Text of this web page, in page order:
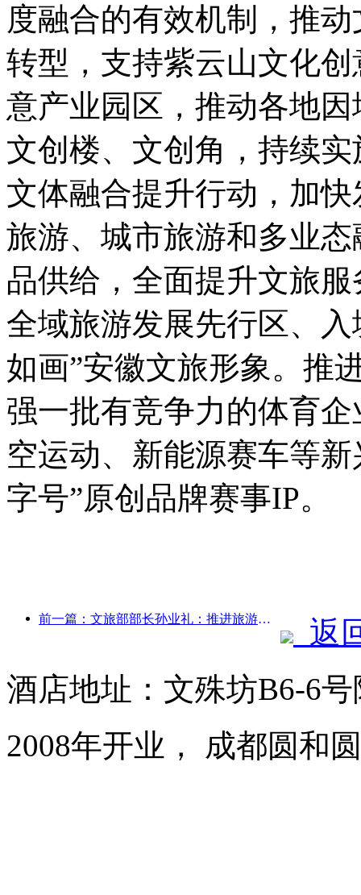
度融合的有效机制，推
转型，支持紫云山文化
意产业园区，推动各地
文创楼、文创角，持续
文体融合提升行动，加
旅游、城市旅游和多业
品供给，全面提升文旅
全域旅游发展先行区、
如画”安徽文旅形象。推
强一批有竞争力的体育
空运动、新能源赛车等
字号”原创品牌赛事IP。
前一篇：文旅部部长孙业礼：推进旅游强国建设，丰富高品质旅游产品供给
返
酒店地址：文殊坊B6-6
2008年开业， 成都圆